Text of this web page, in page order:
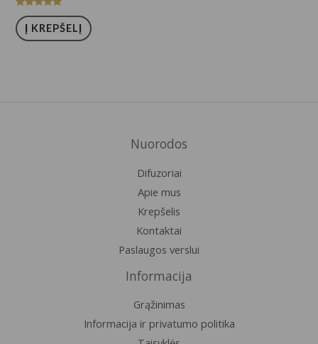
Įvertinimas:
5.00
iš 5Į KREPŠELĮ
Nuorodos
Difuzoriai
Apie mus
Krepšelis
Kontaktai
Paslaugos verslui
Informacija
Grąžinimas
Informacija ir privatumo politika